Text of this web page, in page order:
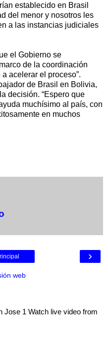
establecido en Brasil
del menor y nosotros les
a las instancias judiciales
el Gobierno se
de la coordinación
acelerar el proceso”.
de Brasil en Bolivia,
decisión. “Espero que
muchísimo al país, con
en muchos
›
web
Jose 1 Watch live video from